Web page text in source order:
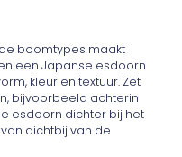
boomtypes maakt
een Japanse esdoorn
kleur en textuur. Zet
bijvoorbeeld achterin
esdoorn dichter bij het
dichtbij van de